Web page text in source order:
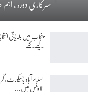
سرکاری دورہ ، اہم
لیے گئے
الاؤنس میں…